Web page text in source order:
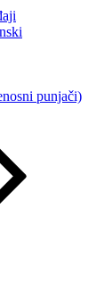
punjači)